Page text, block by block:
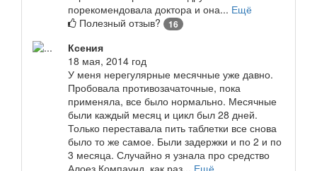
порекомендовала доктора и она... Ещё
Полезный отзыв?
16
Ксения
18 мая, 2014 год
У меня нерегулярные месячные уже давно.
Пробовала противозачаточные, пока
применяла, все было нормально. Месячные
были каждый месяц и цикл был 28 дней.
Только переставала пить таблетки все снова
было то же самое. Были задержки и по 2 и по
3 месяца. Случайно я узнала про средство
Алоез Компаунд, как раз... Ещё